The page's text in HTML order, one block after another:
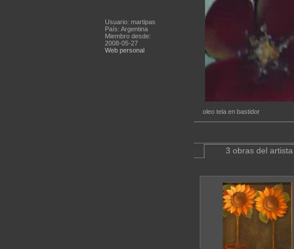
Usuario: martipas
País: Argentina
Miembro desde:
2008-05-27
Web personal
oleo tela en bastidor
3 obras del artista